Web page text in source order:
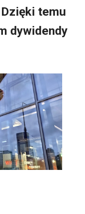
temu
dywidendy